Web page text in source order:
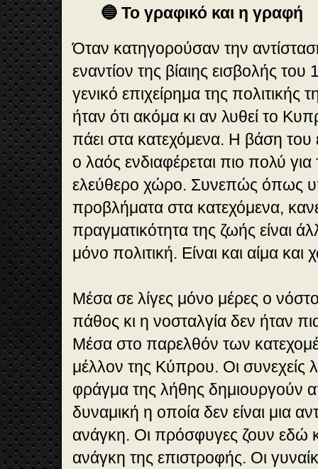
🔵 Το γραφικό και η γραφή
Όταν κατηγορούσαν την
εναντίον της βίαιης εισβολής
γενικό επιχείρημα της πολιτικής
ήταν ότι ακόμα κι αν λυθεί το
πάει στα κατεχόμενα. Η βάση του
ο λαός ενδιαφέρεται πιο πολύ
ελεύθερο χώρο. Συνεπώς όπως
προβλήματα στα κατεχόμενα,
πραγματικότητα της ζωής είναι
μόνο πολιτική. Είναι και αίμα και
Μέσα σε λίγες μόνο μέρες ο
πάθος κι η νοσταλγία δεν ήταν
Μέσα στο παρελθόν των
μέλλον της Κύπρου. Οι συνεχείς
φράγμα της λήθης δημιουργούν
δυναμική η οποία δεν είναι μια
ανάγκη. Οι πρόσφυγες ζουν εδώ
ανάγκη της επιστροφής. Οι